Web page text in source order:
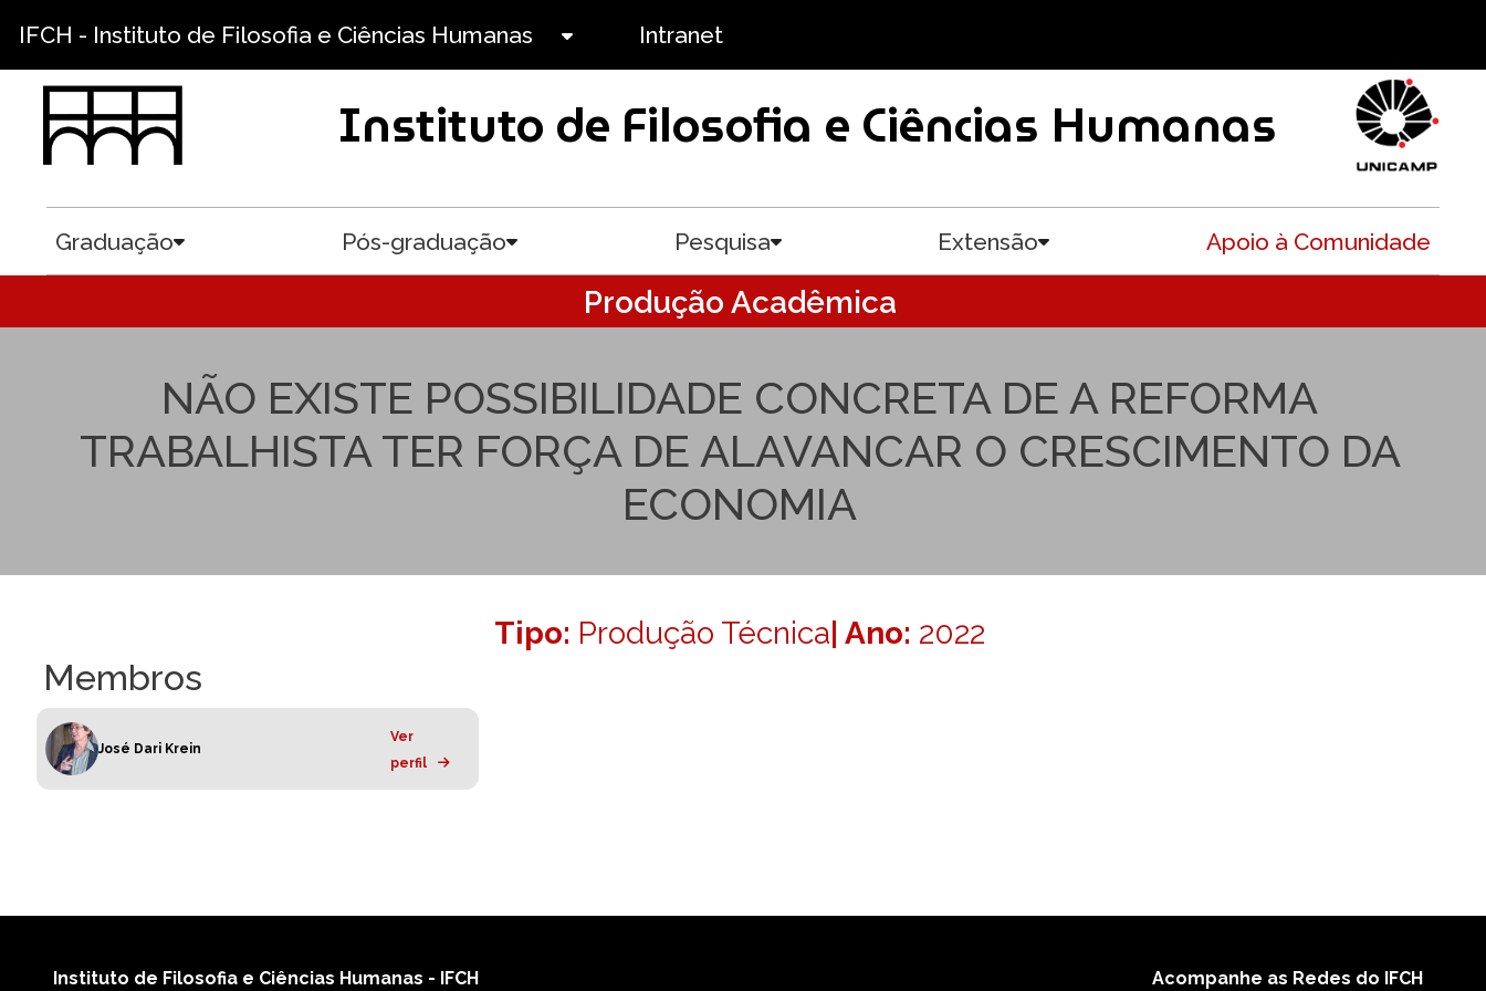
IFCH - Instituto de Filosofia e Ciências Humanas Intranet
Instituto de Filosofia e Ciências Humanas
Graduação Pós-graduação Pesquisa Extensão Apoio à Comunidade
Produção Acadêmica
NÃO EXISTE POSSIBILIDADE CONCRETA DE A REFORMA
TRABALHISTA TER FORÇA DE ALAVANCAR O CRESCIMENTO DA
ECONOMIA
Tipo: Produção Técnica| Ano: 2022
Membros
José Dari Krein
Ver
perfil
Instituto de Filosofia e Ciências Humanas - IFCH Acompanhe as Redes do IFCH